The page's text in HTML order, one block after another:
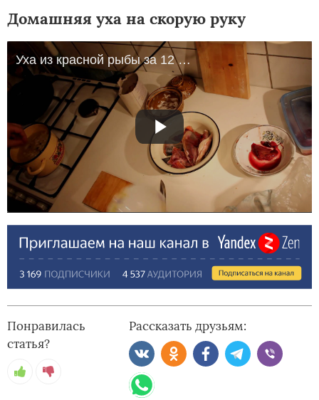
Домашняя уха на скорую руку
Уха из красной рыбы за 12 минут
Понравилась
статья?
Рассказать друзьям: